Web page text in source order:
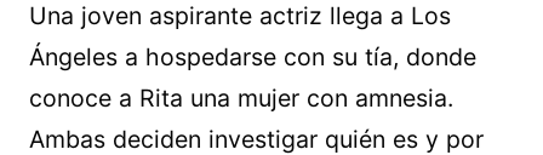
Una joven aspirante actriz llega a Los
Ángeles a hospedarse con su tía, donde
conoce a Rita una mujer con amnesia.
Ambas deciden investigar quién es y por